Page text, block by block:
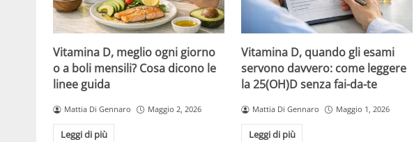
Vitamina D, meglio ogni giorno
o a boli mensili? Cosa dicono le
linee guida
Mattia Di Gennaro Maggio 2, 2026
Leggi di più
Vitamina D, quando gli esami
servono davvero: come leggere
la 25(OH)D senza fai-da-te
Mattia Di Gennaro Maggio 1, 2026
Leggi di più